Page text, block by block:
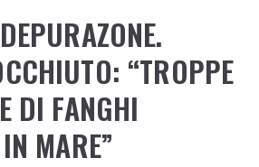
“TROPPE
DI FANGHI
MARE”